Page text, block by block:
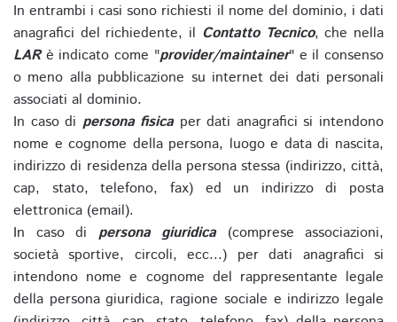
In entrambi i casi sono richiesti il nome del dominio, i dati
anagrafici del richiedente, il Contatto Tecnico, che nella
LARè indicato come "provider/maintainer" e il consenso
o meno alla pubblicazione su internet dei dati personali
associati al dominio.
In caso di persona fisicaper dati anagrafici si intendono
nome e cognome della persona, luogo e data di nascita,
indirizzo di residenza della persona stessa (indirizzo, città,
cap, stato, telefono, fax) ed un indirizzo di posta
elettronica (email).
In caso di persona giuridica(comprese associazioni,
società sportive, circoli, ecc...) per dati anagrafici si
intendono nome e cognome del rappresentante legale
della persona giuridica, ragione sociale e indirizzo legale